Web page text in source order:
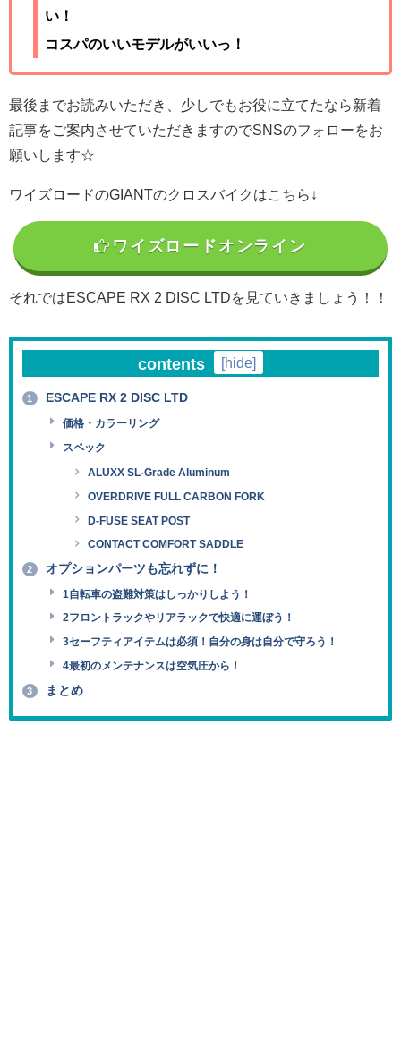
い！
コスパのいいモデルがいいっ！
最後までお読みいただき、少しでもお役に立てたなら新着
記事をご案内させていただきますのでSNSのフォローをお
願いします☆
ワイズロードのGIANTのクロスバイクはこちら↓
ワイズロードオンライン
それではESCAPE RX 2 DISC LTDを見ていきましょう！！
contents [hide]
1 ESCAPE RX 2 DISC LTD
価格・カラーリング
スペック
ALUXX SL-Grade Aluminum
OVERDRIVE FULL CARBON FORK
D-FUSE SEAT POST
CONTACT COMFORT SADDLE
2 オプションパーツも忘れずに！
1自転車の盗難対策はしっかりしよう！
2フロントラックやリアラックで快適に運ぼう！
3セーフティアイテムは必須！自分の身は自分で守ろう！
4最初のメンテナンスは空気圧から！
3 まとめ